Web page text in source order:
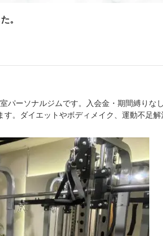
。
パーソナルジムです。入会金・期間縛りな
。ダイエットやボディメイク、運動不足